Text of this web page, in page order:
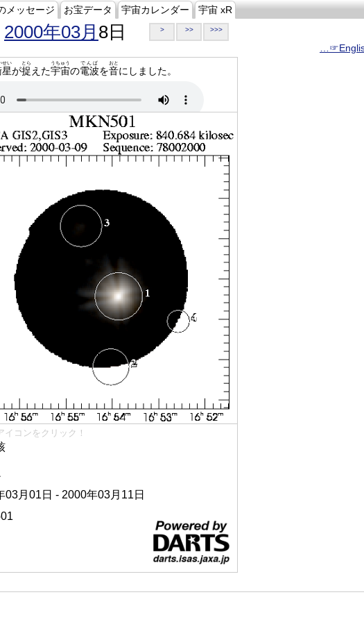
メッセージ お宝データ 宇宙カレンダー 宇宙 xR
2000年03月 8日 > >> >>>
せい
が捉
とら
えた宇宙
うちゅう
の電波
でんぱ
を音
おと
にしました。
コンをクリック！
03月01日 - 2000年03月11日